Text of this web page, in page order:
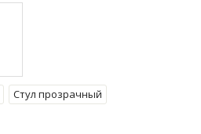
Стул прозрачный